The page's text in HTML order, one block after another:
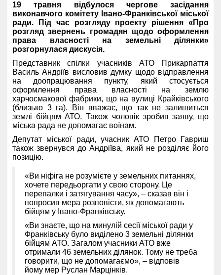
19 травня відбулося чергове засідання
виконавчого комітету Івано-Франківської міської
ради. Під час розгляду проекту рішення «Про
розгляд звернень громадян щодо оформлення
права власності на земельні ділянки»
розгорнулася дискусія.
Представник спілки учасників АТО Прикарпаття
Василь Андріїв висловив думку щодо відправлення
на доопрацювання пункту, який стосується
оформлення права власності на землю
харчосмакової фабрики, що на вулиці Крайківського
(близько 3 га). Він вважає, що так не залишиться
землі бійцям АТО. Також чоловік зробив заяву, що
міська рада не допомагає воїнам.
Депутат міської ради, учасник АТО Петро Гавриш
також звернувся до Андріїва, який не розділяє його
позицію.
«Ви ніфіга не розумієте у земельних питаннях,
хочете передьоргати у свою сторону. Це
перепалки і затягування часу», – сказав він і
попросив мера розповісти, як допомагають
бійцям у Івано-Франківську.
«Ви знаєте, що на минулій сесії міської ради у
Франківську було виділено 3 земельні ділянки
бійцям АТО. Загалом учасники АТО вже
отримали 46 земельних ділянок. Тому не треба
говорити, що не допомагаємо», – відповів
йому мер Руслан Марцінків.